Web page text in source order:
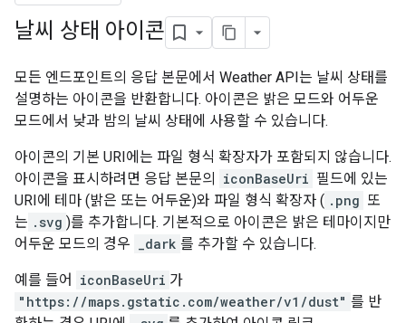
날씨 상태 아이콘
모든 엔드포인트의 응답 본문에서 Weather API는 날씨 상태를
설명하는 아이콘을 반환합니다. 아이콘은 밝은 모드와 어두운
모드에서 낮과 밤의 날씨 상태에 사용할 수 있습니다.
아이콘의 기본 URI에는 파일 형식 확장자가 포함되지 않습니다.
아이콘을 표시하려면 응답 본문의
iconBaseUri 필드에 있는
URI에 테마 (밝은 또는 어두운)와 파일 형식 확장자 ( .png 또
는 .svg )를 추가합니다. 기본적으로 아이콘은 밝은 테마이지만
어두운 모드의 경우
_dark 를 추가할 수 있습니다.
예를 들어 iconBaseUri 가
"https://maps.gstatic.com/weather/v1/dust" 를 반